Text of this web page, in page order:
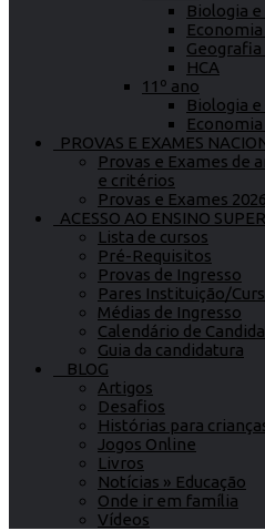
Biologia
Economia
Geografia
HCA
11º ano
Biologia
Economia
PROVAS E EXAMES
Provas e Exames de
e critérios
Provas e Exames
ACESSO AO ENSINO
Lista de cursos
Pré-Requisitos
Provas de Ingresso
Pares Instituição/
Médias de Ingresso
Calendário de
Guia da candidatura
BLOG
Artigos
Desafios
Histórias para
Jogos Online
Livros
Notícias » Educação
Onde ir em família
Vídeos